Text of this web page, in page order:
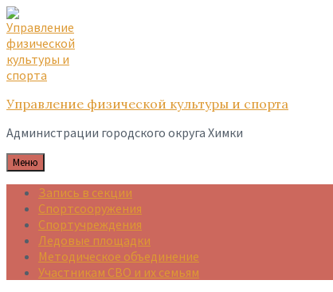
Skip
to
content
Skip
to
main
navigation
Skip
to
footer
Управление физической культуры и спорта
Администрации городского округа Химки
Меню
Запись в секции
Спортсооружения
Спортучреждения
Ледовые площадки
Методическое объединение
Участникам СВО и их семьям